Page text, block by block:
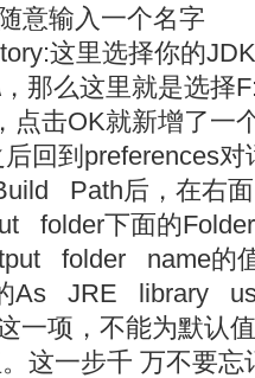
意输入一个名字
这里选择你的JDK
那么这里就是选
点击OK就新增了一
回到preferences
Path后，在右
folder下面的
folder name的
As JRE library
一项，不能为默认
这一步千 万不要